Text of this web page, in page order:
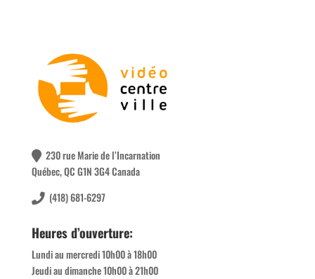
230 rue Marie de l’Incarnation
Québec, QC G1N 3G4 Canada
(418) 681-6297
Heures d’ouverture:
Lundi au mercredi 10h00 à 18h00
Jeudi au dimanche 10h00 à 21h00